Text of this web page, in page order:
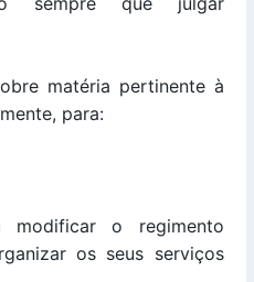
matéria pertinente à
para:
modificar o regimento
os seus serviços